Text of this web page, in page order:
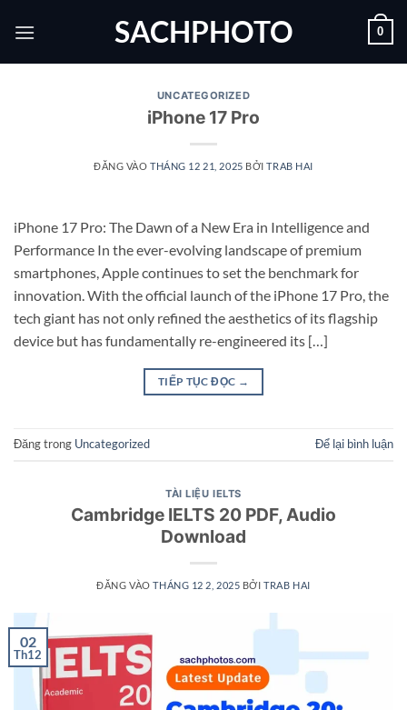
qua
SACHPHOTO 0
UNCATEGORIZED
iPhone 17 Pro
ĐĂNG VÀOTHÁNG 12 21, 2025 BỞITRAB HAI
iPhone 17 Pro: The Dawn of a New Era in Intelligence and
Performance In the ever-evolving landscape of premium
smartphones, Apple continues to set the benchmark for
innovation. With the official launch of the iPhone 17 Pro, the
tech giant has not only refined the aesthetics of its flagship
device but has fundamentally re-engineered its […]
TIẾP TỤC ĐỌC →
Đăng trong Uncategorized Để lại bình luận
TÀI LIỆU IELTS
Cambridge IELTS 20 PDF, Audio
Download
ĐĂNG VÀOTHÁNG 12 2, 2025 BỞITRAB HAI
02
Th12